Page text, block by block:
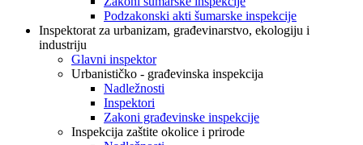
Podzakonski akti šumarske inspekcije
Inspektorat za urbanizam, građevinarstvo, ekologiju i
industriju
Glavni inspektor
Urbanističko - građevinska inspekcija
Nadležnosti
Inspektori
Zakoni građevinske inspekcije
Inspekcija zaštite okolice i prirode